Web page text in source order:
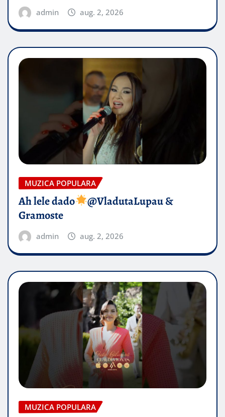
admin aug. 2, 2026
MUZICA POPULARA
Ah lele dado​
@VladutaLupau &
Gramoste
admin aug. 2, 2026
MUZICA POPULARA